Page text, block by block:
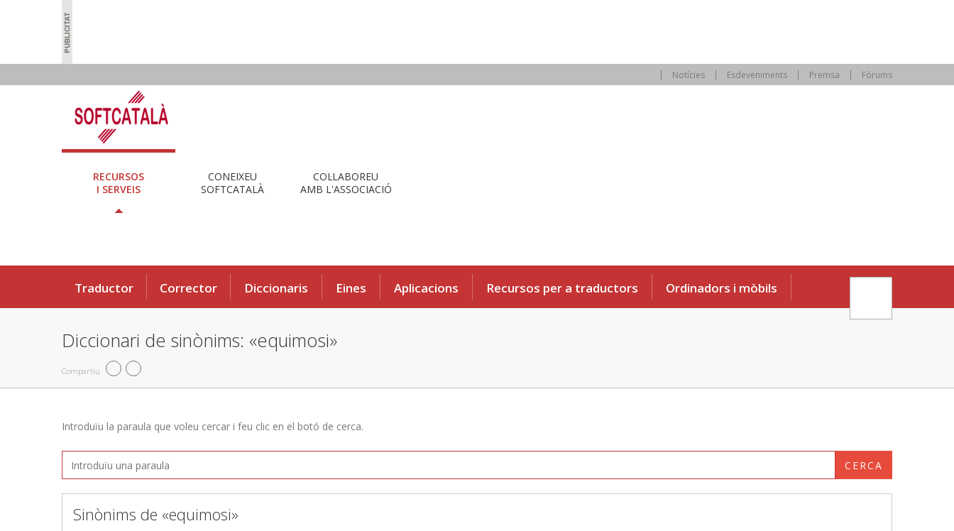
Notícies Esdeveniments Premsa Fòrums
RECURSOS
I SERVEIS
CONEIXEU
SOFTCATALÀ
COL·LABOREU
AMB L'ASSOCIACIÓ
Traductor Corrector Diccionaris Eines Aplicacions Recursos per a traductors Ordinadors i mòbils
Diccionari de sinònims: «equimosi»
Compartiu
Introduïu la paraula que voleu cercar i feu clic en el botó de cerca.
CERCA
Sinònims de «equimosi»